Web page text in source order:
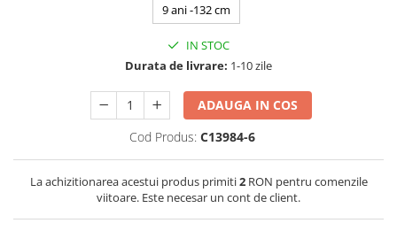
9 ani -132 cm
IN STOC
Durata de livrare: 1-10 zile
ADAUGA IN COS
Cod Produs: C13984-6
La achizitionarea acestui produs primiti2RON pentru comenzile
viitoare. Este necesar un cont de client.